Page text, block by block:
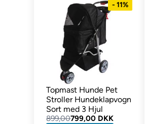
- 11%
Topmast Hunde Pet
Stroller Hundeklapvogn
Sort med 3 Hjul
899,00799,00 DKK